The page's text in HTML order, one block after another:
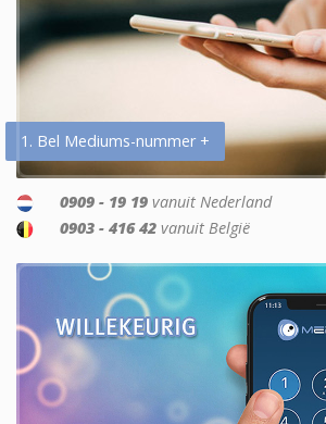
1. Bel Mediums-nummer +
0909 - 19 19 vanuit Nederland
0903 - 416 42 vanuit België